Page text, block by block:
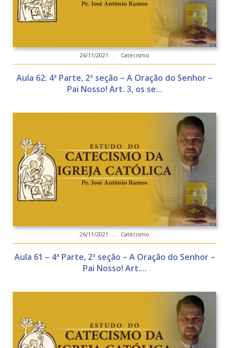
26/11/2021 . Catecismo
Aula 62: 4ª Parte, 2ª seção – A Oração do Senhor –
Pai Nosso! Art. 3, os se...
26/11/2021 . Catecismo
Aula 61 – 4ª Parte, 2ª seção – A Oração do Senhor –
Pai Nosso! Art....